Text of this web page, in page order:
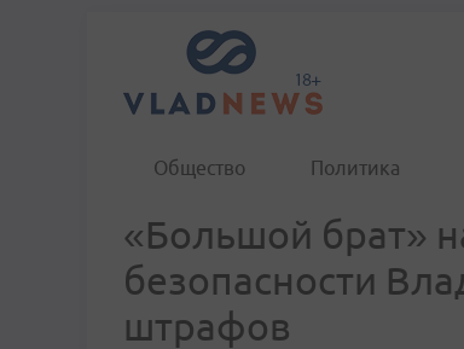
Общество Политика
«Большой брат»
безопасности
штрафов